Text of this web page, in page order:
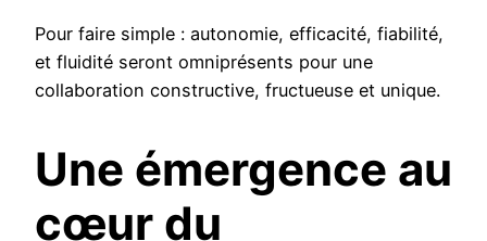
Pour faire simple : autonomie, efficacité, fiabilité,
et fluidité seront omniprésents pour une
collaboration constructive, fructueuse et unique.
Une émergence au
cœur du